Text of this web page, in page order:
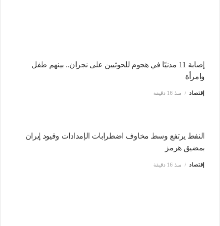
إصابة 11 مدنيًا في هجوم للحوثيين على نجران.. بينهم طفل
وامرأة
إقتصاد منذ 16 دقيقة
النفط يرتفع وسط مخاوف اضطرابات الإمدادات وقيود إيران
بمضيق هرمز
إقتصاد منذ 16 دقيقة